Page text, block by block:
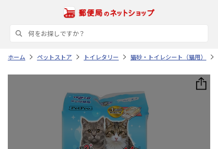
ホーム ペットストア トイレタリー 猫砂・トイレシート（猫用）